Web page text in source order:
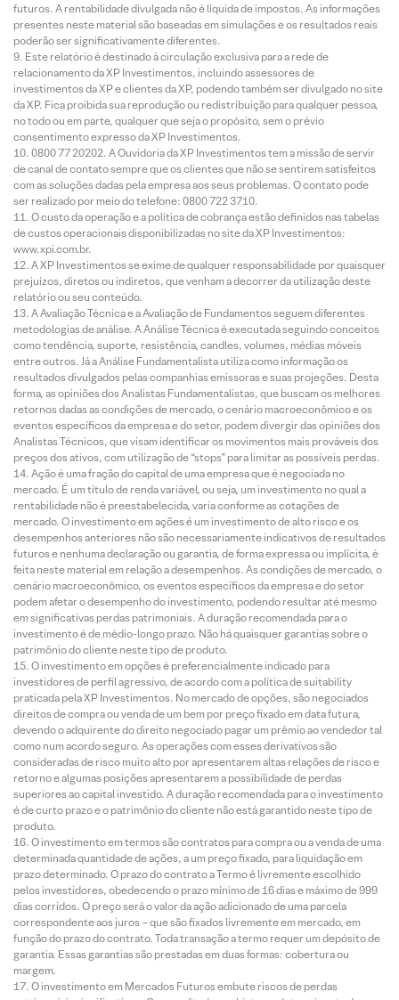
futuros. A rentabilidade divulgada não é líquida de impostos. As informações
presentes neste material são baseadas em simulações e os resultados reais
poderão ser significativamente diferentes.
Este relatório é destinado à circulação exclusiva para a rede de
relacionamento da XP Investimentos, incluindo assessores de
investimentos da XP e clientes da XP, podendo também ser divulgado no site
da XP. Fica proibida sua reprodução ou redistribuição para qualquer pessoa,
no todo ou em parte, qualquer que seja o propósito, sem o prévio
consentimento expresso da XP Investimentos.
0800 77 20202. A Ouvidoria da XP Investimentos tem a missão de servir
de canal de contato sempre que os clientes que não se sentirem satisfeitos
com as soluções dadas pela empresa aos seus problemas. O contato pode
ser realizado por meio do telefone: 0800 722 3710.
O custo da operação e a política de cobrança estão definidos nas tabelas
de custos operacionais disponibilizadas no site da XP Investimentos:
www.xpi.com.br.
A XP Investimentos se exime de qualquer responsabilidade por quaisquer
prejuízos, diretos ou indiretos, que venham a decorrer da utilização deste
relatório ou seu conteúdo.
A Avaliação Técnica e a Avaliação de Fundamentos seguem diferentes
metodologias de análise. A Análise Técnica é executada seguindo conceitos
como tendência, suporte, resistência, candles, volumes, médias móveis
entre outros. Já a Análise Fundamentalista utiliza como informação os
resultados divulgados pelas companhias emissoras e suas projeções. Desta
forma, as opiniões dos Analistas Fundamentalistas, que buscam os melhores
retornos dadas as condições de mercado, o cenário macroeconômico e os
eventos específicos da empresa e do setor, podem divergir das opiniões dos
Analistas Técnicos, que visam identificar os movimentos mais prováveis dos
preços dos ativos, com utilização de “stops” para limitar as possíveis perdas.
Ação é uma fração do capital de uma empresa que é negociada no
mercado. É um título de renda variável, ou seja, um investimento no qual a
rentabilidade não é preestabelecida, varia conforme as cotações de
mercado. O investimento em ações é um investimento de alto risco e os
desempenhos anteriores não são necessariamente indicativos de resultados
futuros e nenhuma declaração ou garantia, de forma expressa ou implícita, é
feita neste material em relação a desempenhos. As condições de mercado, o
cenário macroeconômico, os eventos específicos da empresa e do setor
podem afetar o desempenho do investimento, podendo resultar até mesmo
em significativas perdas patrimoniais. A duração recomendada para o
investimento é de médio-longo prazo. Não há quaisquer garantias sobre o
patrimônio do cliente neste tipo de produto.
O investimento em opções é preferencialmente indicado para
investidores de perfil agressivo, de acordo com a política de suitability
praticada pela XP Investimentos. No mercado de opções, são negociados
direitos de compra ou venda de um bem por preço fixado em data futura,
devendo o adquirente do direito negociado pagar um prêmio ao vendedor tal
como num acordo seguro. As operações com esses derivativos são
consideradas de risco muito alto por apresentarem altas relações de risco e
retorno e algumas posições apresentarem a possibilidade de perdas
superiores ao capital investido. A duração recomendada para o investimento
é de curto prazo e o patrimônio do cliente não está garantido neste tipo de
produto.
O investimento em termos são contratos para compra ou a venda de uma
determinada quantidade de ações, a um preço fixado, para liquidação em
prazo determinado. O prazo do contrato a Termo é livremente escolhido
pelos investidores, obedecendo o prazo mínimo de 16 dias e máximo de 999
dias corridos. O preço será o valor da ação adicionado de uma parcela
correspondente aos juros – que são fixados livremente em mercado, em
função do prazo do contrato. Toda transação a termo requer um depósito de
garantia. Essas garantias são prestadas em duas formas: cobertura ou
margem.
O investimento em Mercados Futuros embute riscos de perdas